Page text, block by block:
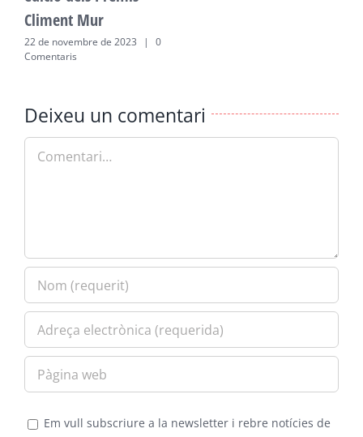
Climent Mur
22 de novembre de 2023 |
0
Comentaris
Deixeu un comentari
Em vull subscriure a la newsletter i rebre notícies de